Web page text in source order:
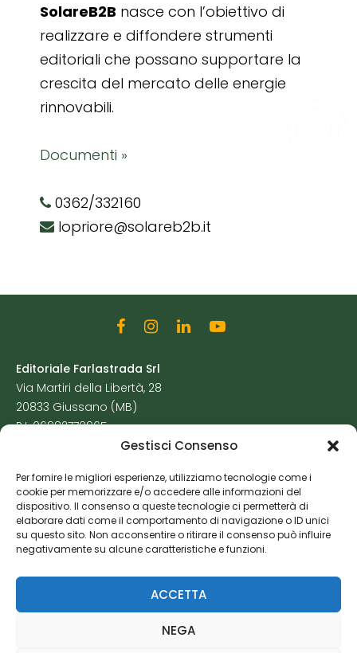
Gestisci Consenso
Per fornire le migliori esperienze, utilizziamo tecnologie come i
cookie per memorizzare e/o accedere alle informazioni del
dispositivo. Il consenso a queste tecnologie ci permetterà di
elaborare dati come il comportamento di navigazione o ID unici
su questo sito. Non acconsentire o ritirare il consenso può influire
negativamente su alcune caratteristiche e funzioni.
ACCETTA
NEGA
SolareB2B nasce con l’obiettivo di
realizzare e diffondere strumenti
editoriali che possano supportare la
crescita del mercato delle energie
rinnovabili.
Documenti »
0362/332160
lopriore@solareb2b.it
Editoriale Farlastrada Srl
Via Martiri della Libertà, 28
20833 Giussano (MB)
P.I. 06982770965
Cookie Policy
Risorse Aggiuntive